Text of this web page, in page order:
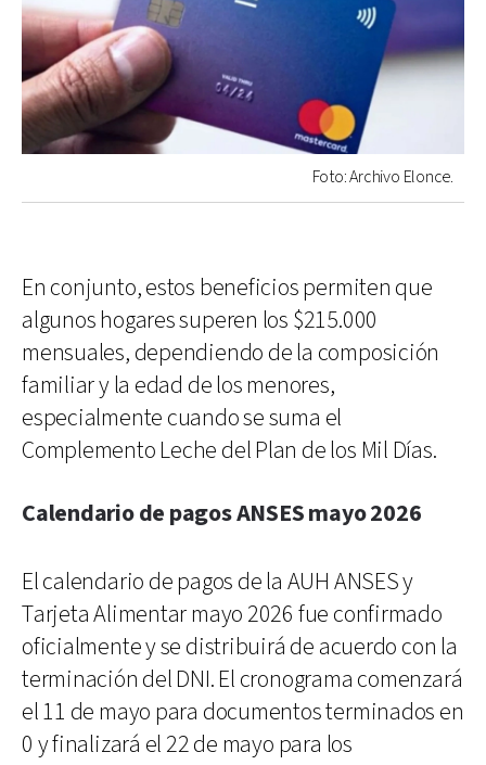
Foto: Archivo Elonce.
En conjunto, estos beneficios permiten que
algunos hogares superen los $215.000
mensuales, dependiendo de la composición
familiar y la edad de los menores,
especialmente cuando se suma el
Complemento Leche del Plan de los Mil Días.
Calendario de pagos ANSES mayo 2026
El calendario de pagos de la AUH ANSES y
Tarjeta Alimentar mayo 2026 fue confirmado
oficialmente y se distribuirá de acuerdo con la
terminación del DNI. El cronograma comenzará
el 11 de mayo para documentos terminados en
0 y finalizará el 22 de mayo para los